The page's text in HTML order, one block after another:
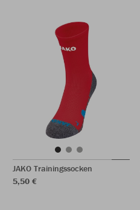
JAKO Trainingssocken
5,50 €